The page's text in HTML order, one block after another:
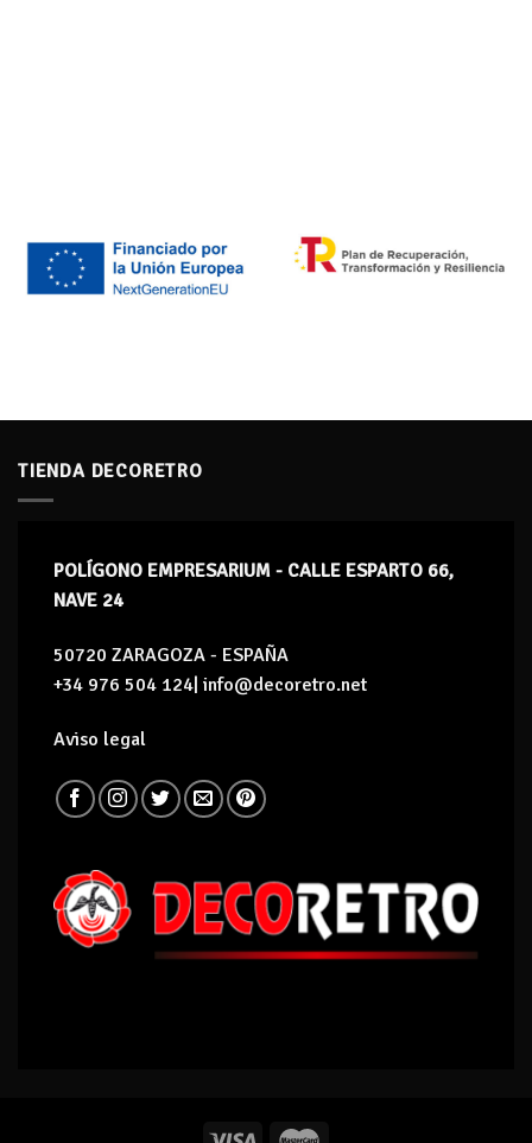
TIENDA DECORETRO
POLÍGONO EMPRESARIUM - CALLE ESPARTO 66,
NAVE 24
50720 ZARAGOZA - ESPAÑA
+34 976 504 124| info@decoretro.net
Aviso legal